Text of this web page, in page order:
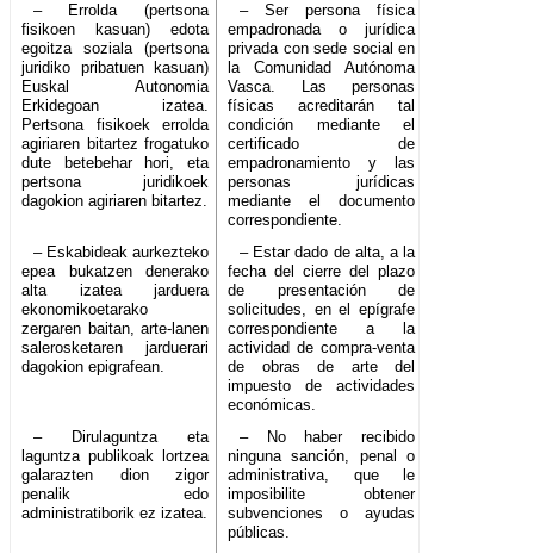
– Errolda (pertsona
fisikoen kasuan) edota
egoitza soziala (pertsona
juridiko pribatuen kasuan)
Euskal Autonomia
Erkidegoan izatea.
Pertsona fisikoek errolda
agiriaren bitartez frogatuko
dute betebehar hori, eta
pertsona juridikoek
dagokion agiriaren bitartez.
– Ser persona física
empadronada o jurídica
privada con sede social en
la Comunidad Autónoma
Vasca. Las personas
físicas acreditarán tal
condición mediante el
certificado de
empadronamiento y las
personas jurídicas
mediante el documento
correspondiente.
– Eskabideak aurkezteko
epea bukatzen denerako
alta izatea jarduera
ekonomikoetarako
zergaren baitan, arte-lanen
salerosketaren jarduerari
dagokion epigrafean.
– Estar dado de alta, a la
fecha del cierre del plazo
de presentación de
solicitudes, en el epígrafe
correspondiente a la
actividad de compra-venta
de obras de arte del
impuesto de actividades
económicas.
– Dirulaguntza eta
laguntza publikoak lortzea
galarazten dion zigor
penalik edo
administratiborik ez izatea.
– No haber recibido
ninguna sanción, penal o
administrativa, que le
imposibilite obtener
subvenciones o ayudas
públicas.